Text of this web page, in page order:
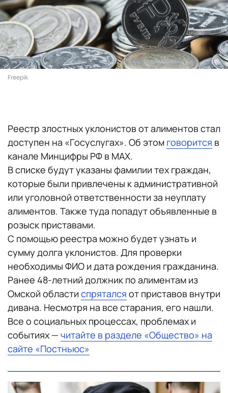
Freepik
Реестр злостных уклонистов от алиментов стал
доступен на «Госуслугах». Об этом говорится в
канале Минцифры РФ в MAX.
В списке будут указаны фамилии тех граждан,
которые были привлечены к административной
или уголовной ответственности за неуплату
алиментов. Также туда попадут объявленные в
розыск приставами.
С помощью реестра можно будет узнать и
сумму долга уклонистов. Для проверки
необходимы ФИО и дата рождения гражданина.
Ранее 48-летний должник по алиментам из
Омской области спрятался от приставов внутри
дивана. Несмотря на все старания, его нашли.
Все о социальных процессах, проблемах и
событиях — читайте в разделе «Общество» на
сайте «Постньюс»